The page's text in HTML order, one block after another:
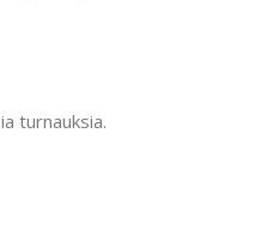
turnauksia.